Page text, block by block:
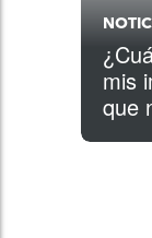
mis
que